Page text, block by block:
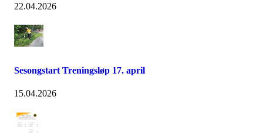
22.04.2026
Sesongstart Treningsløp 17. april
15.04.2026